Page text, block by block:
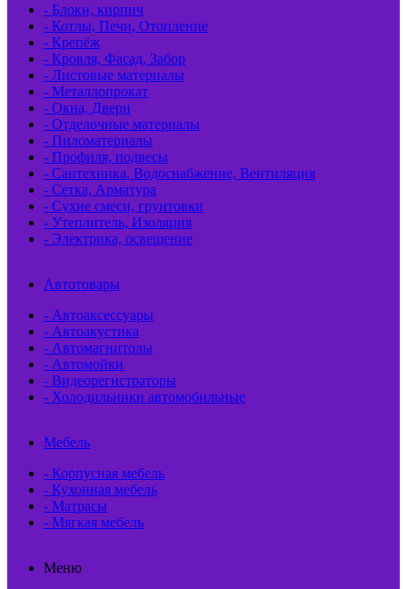
- Блоки, кирпич
- Котлы, Печи, Отопление
- Крепёж
- Кровля, Фасад, Забор
- Листовые материалы
- Металлопрокат
- Окна, Двери
- Отделочные материалы
- Пиломатериалы
- Профиля, подвесы
- Сантехника, Водоснабжение, Вентиляция
- Сетка, Арматура
- Сухие смеси, грунтовки
- Утеплитель, Изоляция
- Электрика, освещение
Автотовары
- Автоаксессуары
- Автоакустика
- Автомагнитолы
- Автомойки
- Видеорегистраторы
- Холодильники автомобильные
Мебель
- Корпусная мебель
- Кухонная мебель
- Матрасы
- Мягкая мебель
Меню